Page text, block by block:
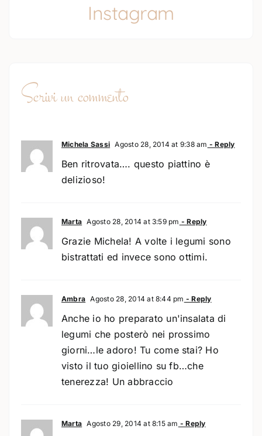
Instagram
Scrivi un commento
Michela Sassi Agosto 28, 2014 at 9:38 am - Reply
Ben ritrovata…. questo piattino è
delizioso!
Marta Agosto 28, 2014 at 3:59 pm - Reply
Grazie Michela! A volte i legumi sono
bistrattati ed invece sono ottimi.
Ambra Agosto 28, 2014 at 8:44 pm - Reply
Anche io ho preparato un'insalata di
legumi che posterò nei prossimo
giorni…le adoro! Tu come stai? Ho
visto il tuo gioiellino su fb…che
tenerezza! Un abbraccio
Marta Agosto 29, 2014 at 8:15 am - Reply